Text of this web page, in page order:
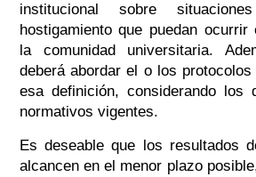
institucional sobre
hostigamiento que puedan
la comunidad universitaria.
deberá abordar el o los
esa definición, considerando los
normativos vigentes.
Es deseable que los resultados
alcancen en el menor plazo